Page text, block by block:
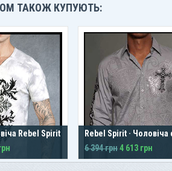
ТАКОЖ КУПУЮТЬ:
Rebel Spirit
Rebel Spirit · Чоловіча
6 394 грн4 613 грн